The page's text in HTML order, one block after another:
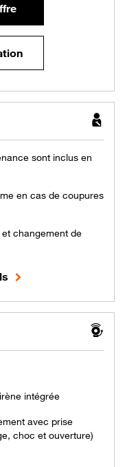
sont inclus en
en cas de coupures
changement de
intégrée
avec prise
choc et ouverture)